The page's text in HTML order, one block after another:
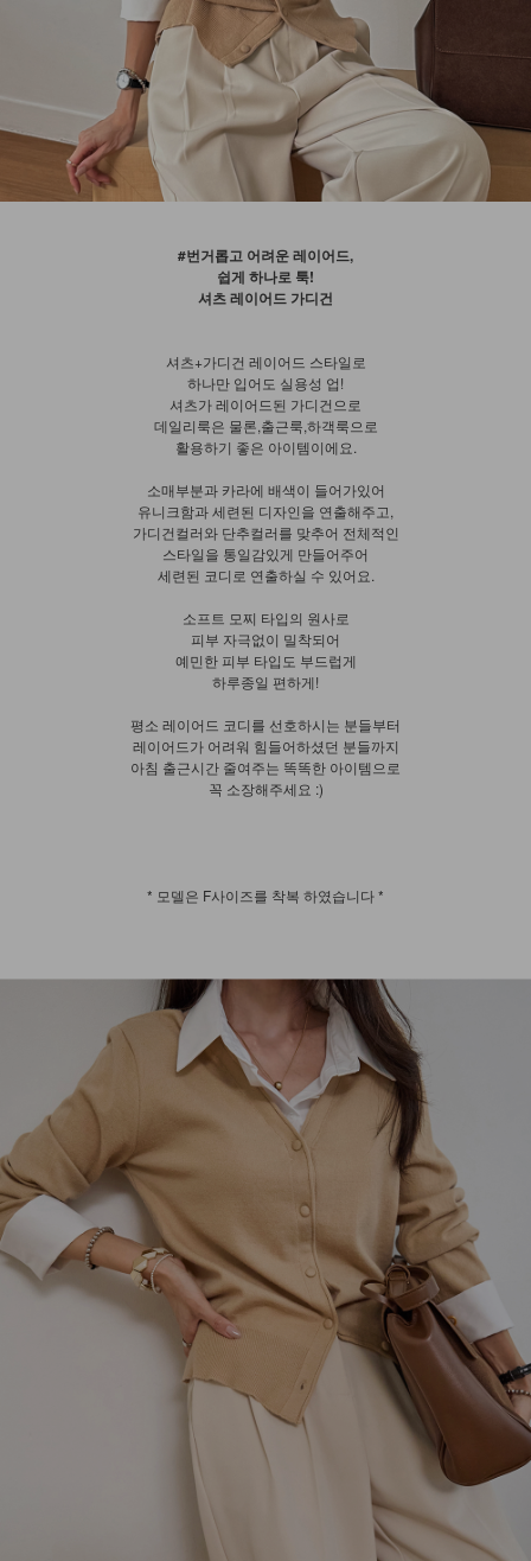
#번거롭고 어려운 레이어드,
쉽게 하나로 툭!
셔츠 레이어드 가디건
셔츠+가디건 레이어드 스타일로
하나만 입어도 실용성 업!
셔츠가 레이어드된 가디건으로
데일리룩은 물론,출근룩,하객룩으로
활용하기 좋은 아이템이에요.
소매부분과 카라에 배색이 들어가있어
유니크함과 세련된 디자인을 연출해주고,
가디건컬러와 단추컬러를 맞추어 전체적인
스타일을 통일감있게 만들어주어
세련된 코디로 연출하실 수 있어요.
소프트 모찌 타입의 원사로
피부 자극없이 밀착되어
예민한 피부 타입도 부드럽게
하루종일 편하게!
평소 레이어드 코디를 선호하시는 분들부터
레이어드가 어려워 힘들어하셨던 분들까지
아침 출근시간 줄여주는 똑똑한 아이템으로
꼭 소장해주세요 :)
* 모델은 F사이즈를 착복 하였습니다 *